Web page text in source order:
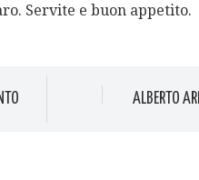
Servite e buon appetito.
ALBERTO